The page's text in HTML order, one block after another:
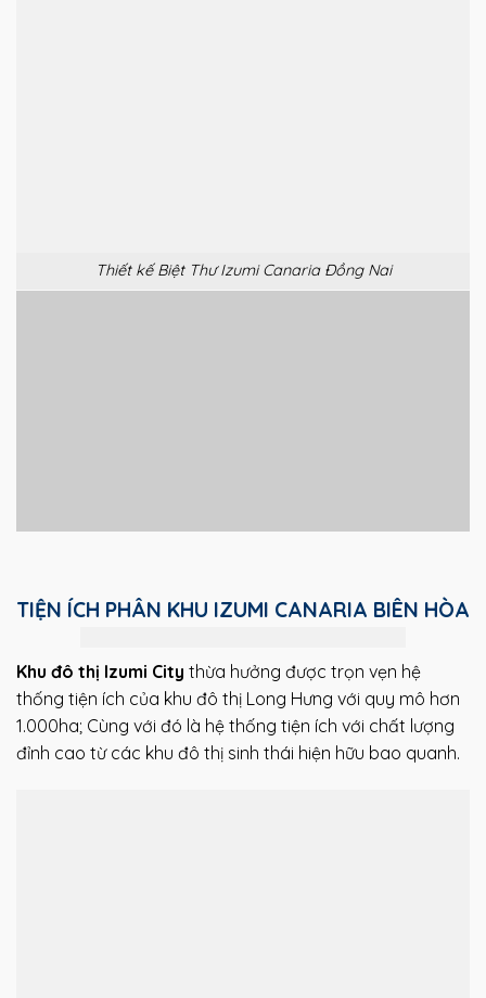
Thiết kế Biệt Thư Izumi Canaria Đồng Nai
TIỆN ÍCH PHÂN KHU IZUMI CANARIA BIÊN HÒA
Khu đô thị Izumi City thừa hưởng được trọn vẹn hệ
thống tiện ích của khu đô thị Long Hưng với quy mô hơn
1.000ha; Cùng với đó là hệ thống tiện ích với chất lượng
đỉnh cao từ các khu đô thị sinh thái hiện hữu bao quanh.